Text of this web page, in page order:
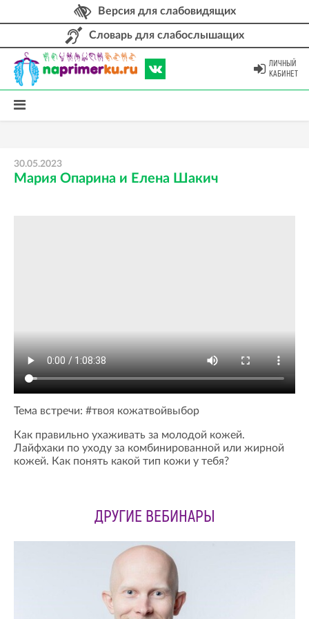
Версия для слабовидящих
Словарь для слабослышащих
ЛИЧНЫЙ
КАБИНЕТ
30.05.2023
Мария Опарина и Елена Шакич
Тема встречи: #твоя кожатвойвыбор
Как правильно ухаживать за молодой кожей.
Лайфхаки по уходу за комбинированной или жирной
кожей. Как понять какой тип кожи у тебя?
ДРУГИЕ ВЕБИНАРЫ